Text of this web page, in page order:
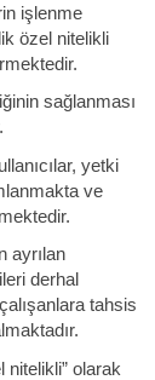
işlenme
özel nitelikli
sağlanması
yetki
ve
derhal
tahsis
olarak